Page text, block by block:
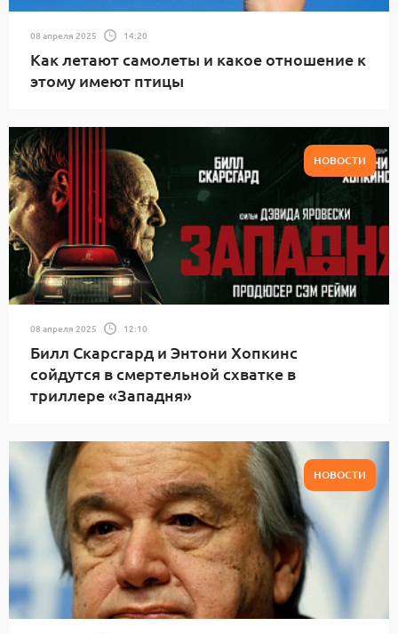
08 апреля 2025 14:20
Как летают самолеты и какое отношение к
этому имеют птицы
НОВОСТИ
08 апреля 2025 12:10
Билл Скарсгард и Энтони Хопкинс
сойдутся в смертельной схватке в
триллере «Западня»
НОВОСТИ